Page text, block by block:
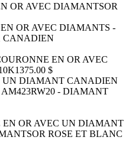
OR AVEC DIAMANTSOR
EN OR AVEC
1375.00 $
EN OR AVEC UN DIAMANT
OR ROSE ET BLANC